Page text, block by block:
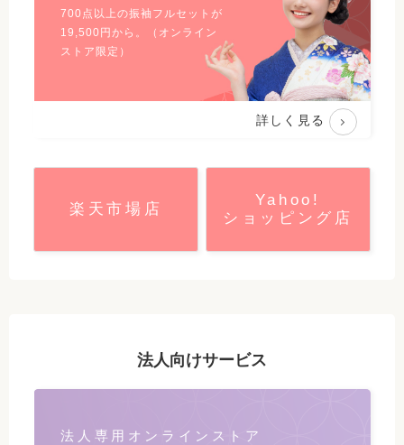
700点以上の振袖フルセットが
19,500 円から。（オンライン
ストア限定）
詳しく見る
楽天市場店
Yahoo!
ショッピング店
法人向けサービス
法人専用オンラインストア